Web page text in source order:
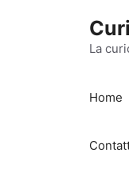
La
Home